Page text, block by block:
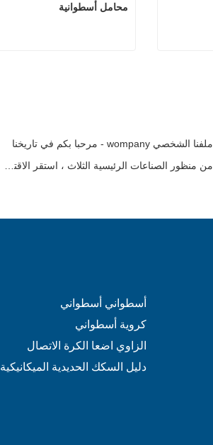
محامل أسطوانية
ملفنا الشخصي wompany - مرحبا بكم في تاريخنا
أسطواني أسطواني
كروية أسطواني
الزاوي اضعا الكرة الاتصال
دليل السكك الحديدية الميكانيكية